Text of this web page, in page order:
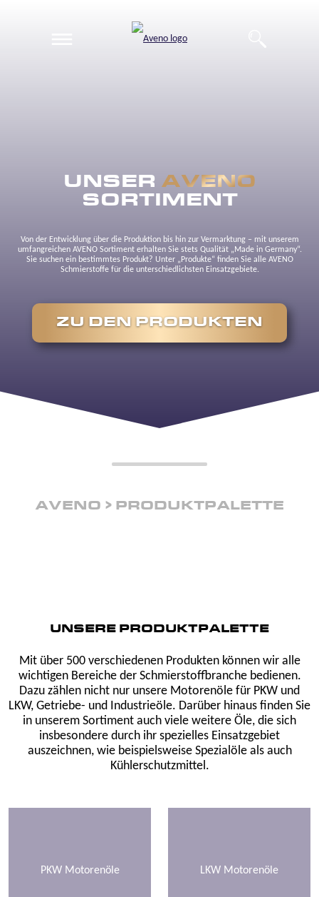
UNSER AVENO
SORTIMENT
Von der Entwicklung über die Produktion bis hin zur Vermarktung – mit unserem
umfangreichen AVENO Sortiment erhalten Sie stets Qualität „Made in Germany“.
Sie suchen ein bestimmtes Produkt? Unter „Produkte“ finden Sie alle AVENO
Schmierstoffe für die unterschiedlichsten Einsatzgebiete.
ZU DEN PRODUKTEN
AVENO PRODUKTPALETTE
UNSERE PRODUKTPALETTE
Mit über 500 verschiedenen Produkten können wir alle
wichtigen Bereiche der Schmierstoffbranche bedienen.
Dazu zählen nicht nur unsere Motorenöle für PKW und
LKW, Getriebe- und Industrieöle. Darüber hinaus finden Sie
in unserem Sortiment auch viele weitere Öle, die sich
insbesondere durch ihr spezielles Einsatzgebiet
auszeichnen, wie beispielsweise Spezialöle als auch
Kühlerschutzmittel.
PKW Motorenöle LKW Motorenöle